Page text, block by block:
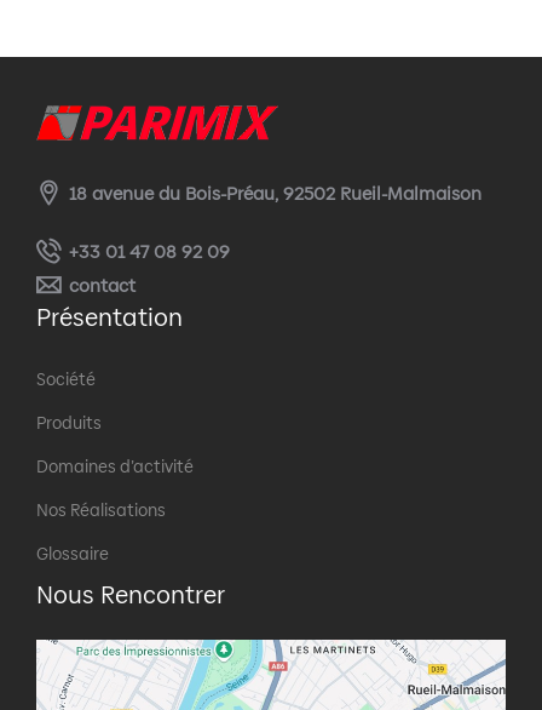
18 avenue du Bois-Préau, 92502 Rueil-Malmaison
+33 01 47 08 92 09
contact
Présentation
Société
Produits
Domaines d’activité
Nos Réalisations
Glossaire
Nous Rencontrer